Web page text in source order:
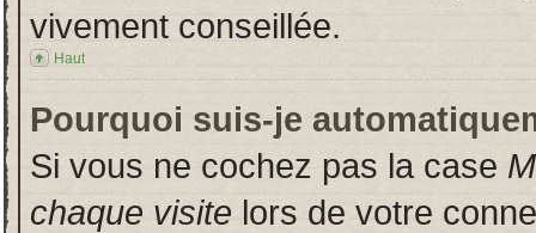
vivement conseillée.
Haut
Pourquoi suis-je
Si vous ne cochez pas la case
chaque visite lors de votre